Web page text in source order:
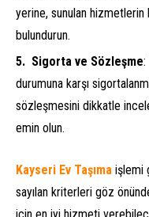
yerine, sunulan
bulundurun.
Sigorta ve Sözleşme:
durumuna karşı
sözleşmesini dikkatle
emin olun.
Kayseri Ev Taşıma işlemi
sayılan kriterleri göz